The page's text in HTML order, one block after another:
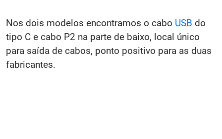
Nos dois modelos encontramos o cabo USB do
tipo C e cabo P2 na parte de baixo, local único
para saída de cabos, ponto positivo para as duas
fabricantes.